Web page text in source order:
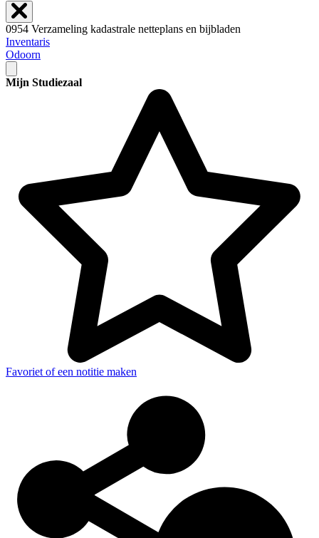
0954 Verzameling kadastrale netteplans en bijbladen
Inventaris
Odoorn
Mijn Studiezaal
Favoriet of een notitie maken